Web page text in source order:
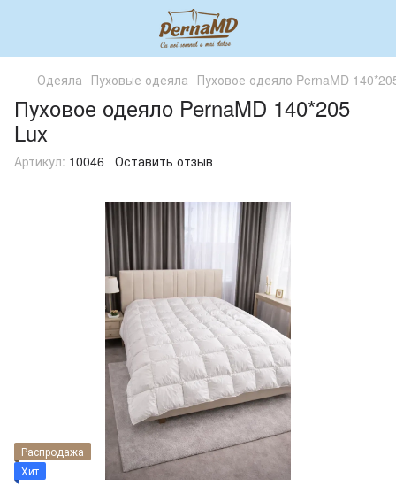
Одеяла Пуховые одеяла Пуховое одеяло PernaMD
Пуховое одеяло PernaMD 140*205
Lux
Артикул: 10046 Оставить отзыв
Распродажа
Хит